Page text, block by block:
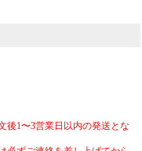
後1〜3営業日以内の発送とな